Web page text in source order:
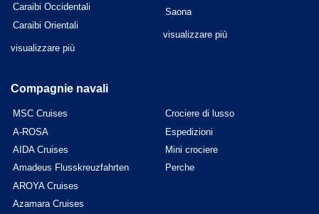
Caraibi Occidentali
Caraibi Orientali
visualizzare più
Saona
visualizzare più
Compagnie navali
MSC Cruises
A-ROSA
AIDA Cruises
Amadeus Flusskreuzfahrten
AROYA Cruises
Azamara Cruises
Crociere di lusso
Espedizioni
Mini crociere
Perche